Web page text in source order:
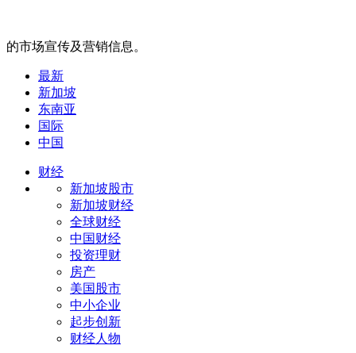
的市场宣传及营销信息。
最新
新加坡
东南亚
国际
中国
财经
新加坡股市
新加坡财经
全球财经
中国财经
投资理财
房产
美国股市
中小企业
起步创新
财经人物